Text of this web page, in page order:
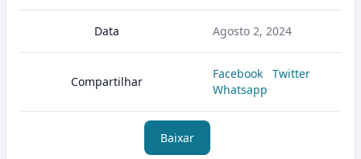
Data Agosto 2, 2024
Compartilhar
Facebook
Twitter
Whatsapp
Baixar